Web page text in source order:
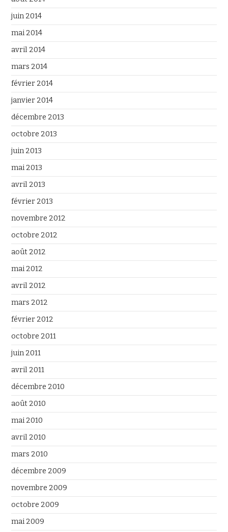
juin 2014
mai 2014
avril 2014
mars 2014
février 2014
janvier 2014
décembre 2013
octobre 2013
juin 2013
mai 2013
avril 2013
février 2013
novembre 2012
octobre 2012
août 2012
mai 2012
avril 2012
mars 2012
février 2012
octobre 2011
juin 2011
avril 2011
décembre 2010
août 2010
mai 2010
avril 2010
mars 2010
décembre 2009
novembre 2009
octobre 2009
mai 2009